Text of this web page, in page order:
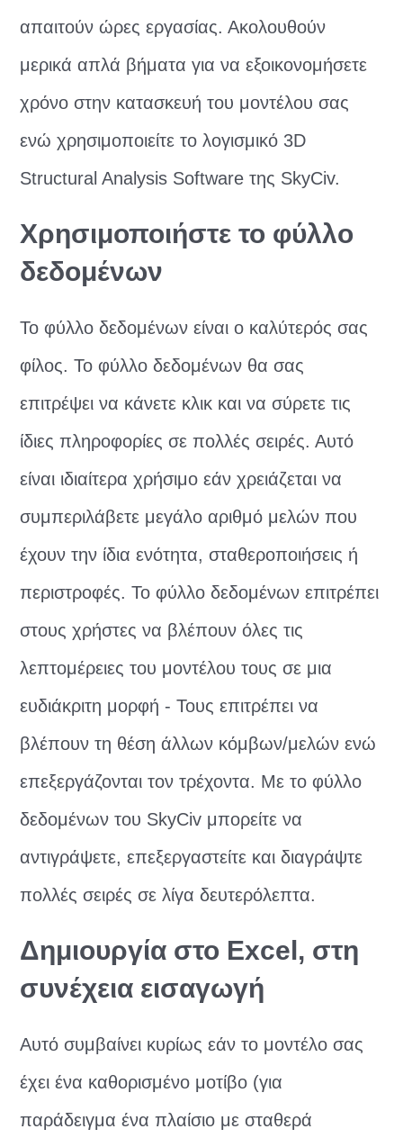
απαιτούν ώρες εργασίας. Ακολουθούν
μερικά απλά βήματα για να εξοικονομήσετε
χρόνο στην κατασκευή του μοντέλου σας
ενώ χρησιμοποιείτε το λογισμικό 3D
Structural Analysis Software της SkyCiv.
Χρησιμοποιήστε το φύλλο
δεδομένων
Το φύλλο δεδομένων είναι ο καλύτερός σας
φίλος. Το φύλλο δεδομένων θα σας
επιτρέψει να κάνετε κλικ και να σύρετε τις
ίδιες πληροφορίες σε πολλές σειρές. Αυτό
είναι ιδιαίτερα χρήσιμο εάν χρειάζεται να
συμπεριλάβετε μεγάλο αριθμό μελών που
έχουν την ίδια ενότητα, σταθεροποιήσεις ή
περιστροφές. Το φύλλο δεδομένων επιτρέπει
στους χρήστες να βλέπουν όλες τις
λεπτομέρειες του μοντέλου τους σε μια
ευδιάκριτη μορφή - Τους επιτρέπει να
βλέπουν τη θέση άλλων κόμβων/μελών ενώ
επεξεργάζονται τον τρέχοντα. Με το φύλλο
δεδομένων του SkyCiv μπορείτε να
αντιγράψετε, επεξεργαστείτε και διαγράψτε
πολλές σειρές σε λίγα δευτερόλεπτα.
Δημιουργία στο Excel, στη
συνέχεια εισαγωγή
Αυτό συμβαίνει κυρίως εάν το μοντέλο σας
έχει ένα καθορισμένο μοτίβο (για
παράδειγμα ένα πλαίσιο με σταθερά